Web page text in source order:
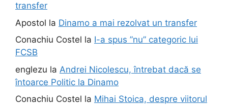
transfer
Apostol la Dinamo a mai rezolvat un transfer
Conachiu Costel la I-a spus ”nu” categoric lui
FCSB
englezu la Andrei Nicolescu, întrebat dacă se
întoarce Politic la Dinamo
Conachiu Costel la Mihai Stoica, despre viitorul